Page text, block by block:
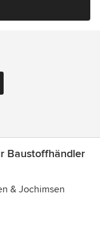
Baustoffhändler
& Jochimsen